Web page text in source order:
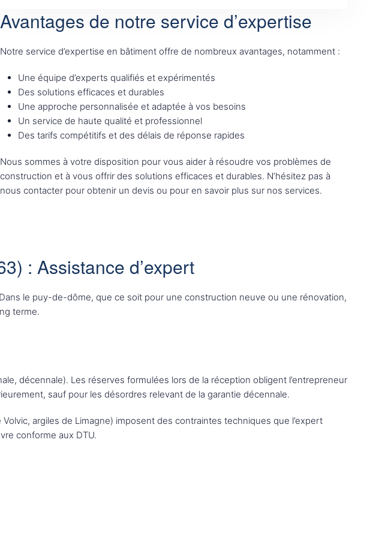
Avantages de notre service d’expertise
Notre service d’expertise en bâtiment offre de nombreux avantages, notamment :
Une équipe d’experts qualifiés et expérimentés
Des solutions efficaces et durables
Une approche personnalisée et adaptée à vos besoins
Un service de haute qualité et professionnel
Des tarifs compétitifs et des délais de réponse rapides
Nous sommes à votre disposition pour vous aider à résoudre vos problèmes de
construction et à vous offrir des solutions efficaces et durables. N’hésitez pas à
nous contacter pour obtenir un devis ou pour en savoir plus sur nos services.
: Assistance d’expert
le puy-de-dôme, que ce soit pour une construction neuve ou une rénovation,
terme.
décennale). Les réserves formulées lors de la réception obligent l’entrepreneur
sauf pour les désordres relevant de la garantie décennale.
argiles de Limagne) imposent des contraintes techniques que l’expert
conforme aux DTU.